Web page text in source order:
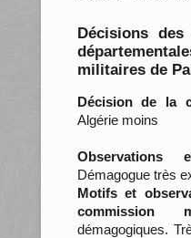
Décisions
militaires de
Décision de la
Algérie moins
Démagogue très
Motifs et
commission
démagogiques.